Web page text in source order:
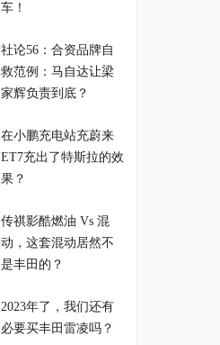
车！
社论56：合资品牌自
救范例：马自达让梁
家辉负责到底？
在小鹏充电站充蔚来
ET7充出了特斯拉的效
果？
传祺影酷燃油 Vs 混
动，这套混动居然不
是丰田的？
2023年了，我们还有
必要买丰田雷凌吗？